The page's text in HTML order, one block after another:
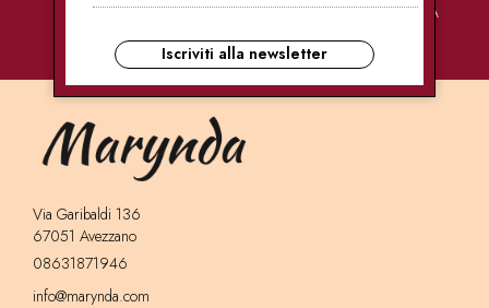
PAGAMENTI
CONSEGNE
ULTRA RAPIDE
ASSISTENZA
Via Garibaldi 136
67051 Avezzano
08631871946
info@marynda.com
Iscriviti alla newsletter